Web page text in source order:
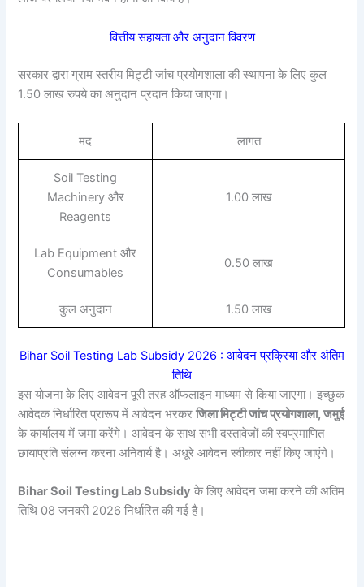
वित्तीय सहायता और अनुदान विवरण
सरकार द्वारा ग्राम स्तरीय मिट्टी जांच प्रयोगशाला की स्थापना के लिए कुल
1.50 लाख रुपये का अनुदान प्रदान किया जाएगा।
मद लागत
Soil Testing
Machinery और
Reagents
1.00 लाख
Lab Equipment और
Consumables
0.50 लाख
कुल अनुदान 1.50 लाख
Bihar Soil Testing Lab Subsidy 2026 : आवेदन प्रक्रिया और अंतिम
तिथि
इस योजना के लिए आवेदन पूरी तरह ऑफलाइन माध्यम से किया जाएगा। इच्छुक
आवेदक निर्धारित प्रारूप में आवेदन भरकरजिला मिट्टी जांच प्रयोगशाला, जमुई
के कार्यालय में जमा करेंगे। आवेदन के साथ सभी दस्तावेजों की स्वप्रमाणित
छायाप्रति संलग्न करना अनिवार्य है। अधूरे आवेदन स्वीकार नहीं किए जाएंगे।
Bihar Soil Testing Lab Subsidy के लिए आवेदन जमा करने की अंतिम
तिथि 08 जनवरी 2026 निर्धारित की गई है।